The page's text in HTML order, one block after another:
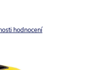
hodnocení